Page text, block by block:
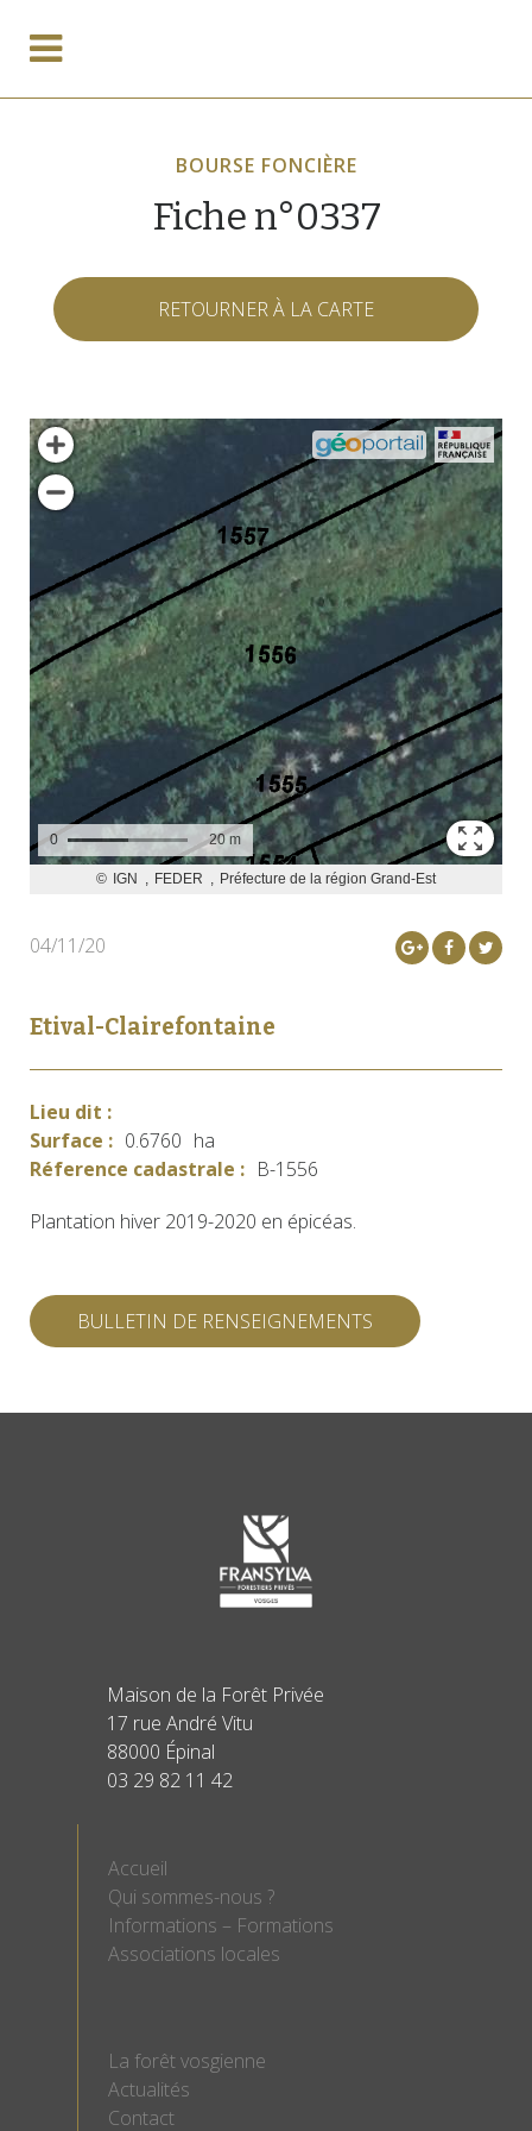
BOURSE FONCIÈRE
Fiche n°0337
RETOURNER À LA CARTE
04/11/20
Etival-Clairefontaine
Lieu dit :
Surface : 0.6760 ha
Réference cadastrale : B-1556
Plantation hiver 2019-2020 en épicéas.
BULLETIN DE RENSEIGNEMENTS
Maison de la Forêt Privée
17 rue André Vitu
88000 Épinal
03 29 82 11 42
Accueil
Qui sommes-nous ?
Informations – Formations
Associations locales
La forêt vosgienne
Actualités
Contact